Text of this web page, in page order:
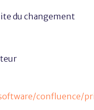
du changement
confluence/